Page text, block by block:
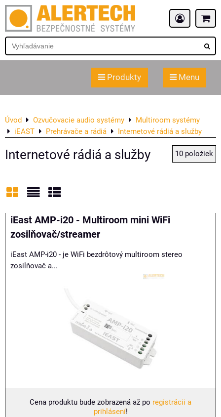
Produkty Menu
Úvod Ozvučovacie audio systémy
Multiroom systémy
iEAST
Prehrávače a rádiá Internetové rádiá a služby
Internetové rádiá a služby 10 položiek
Mriežka
iEast AMP-i20 - Multiroom mini WiFi
zosilňovač/streamer
iEast AMP-i20 - je WiFi bezdrôtový multiroom stereo
zosilňovač a...
Cena produktu bude zobrazená až po registrácii a
prihlásení!